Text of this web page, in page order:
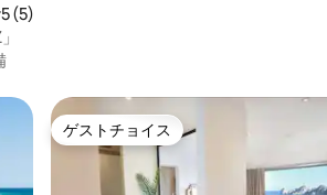
ビュー5件、5つ星中5つ星の平均評価
5 (5)
ゲストチョイス
ゲストチョイス